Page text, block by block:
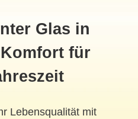
Glas in
für
Lebensqualität mit